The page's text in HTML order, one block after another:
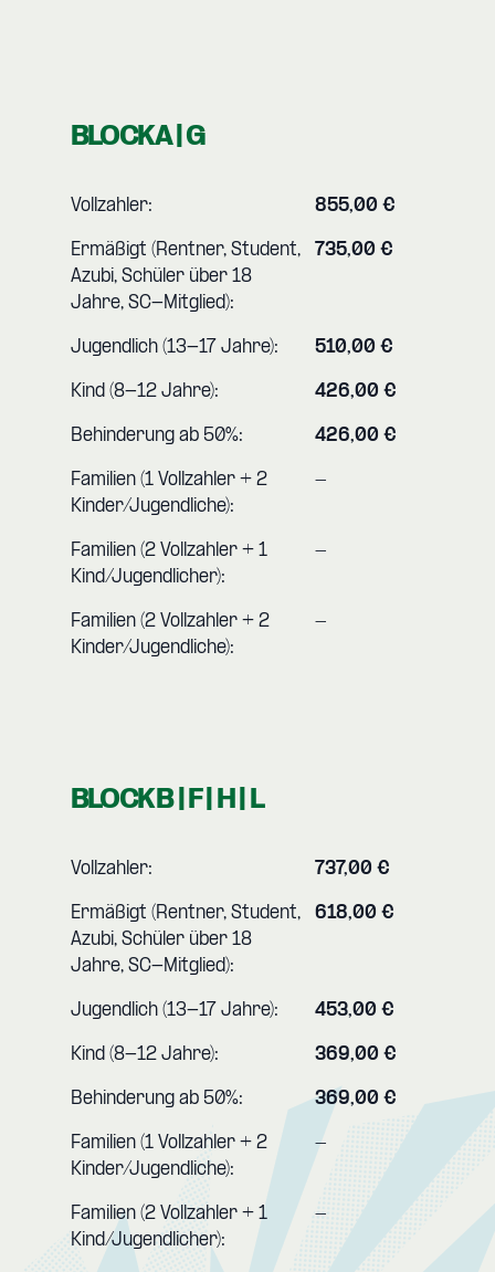
BLOCK A | G
Vollzahler: 855,00 €
Ermäßigt (Rentner, Student,
Azubi, Schüler über 18
Jahre, SC-Mitglied):
735,00 €
Jugendlich (13-17 Jahre): 510,00 €
Kind (8-12 Jahre): 426,00 €
Behinderung ab 50%: 426,00 €
Familien (1 Vollzahler + 2
Kinder/Jugendliche):
-
Familien (2 Vollzahler + 1
Kind/Jugendlicher):
-
Familien (2 Vollzahler + 2
Kinder/Jugendliche):
-
BLOCK B | F | H | L
Vollzahler: 737,00 €
Ermäßigt (Rentner, Student,
Azubi, Schüler über 18
Jahre, SC-Mitglied):
618,00 €
Jugendlich (13-17 Jahre): 453,00 €
Kind (8-12 Jahre): 369,00 €
Behinderung ab 50%: 369,00 €
Familien (1 Vollzahler + 2
Kinder/Jugendliche):
-
Familien (2 Vollzahler + 1
Kind/Jugendlicher):
-